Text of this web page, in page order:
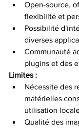
Open-source,
flexibilité et
Possibilité
diverses
Communauté
plugins et des
Limites :
Nécessite des
matérielles
utilisation
Qualité des